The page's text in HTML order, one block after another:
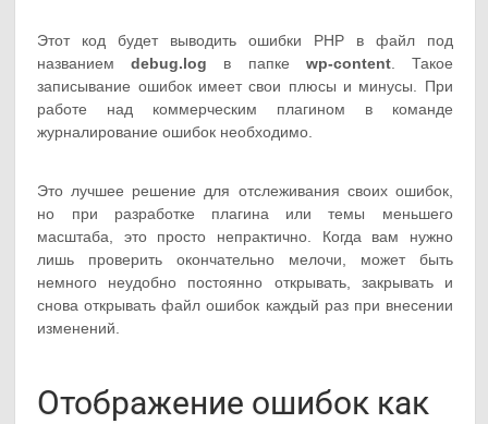
Этот код будет выводить ошибки PHP в файл под
названиемdebug.log в папке wp-content. Такое
записывание ошибок имеет свои плюсы и минусы. При
работе над коммерческим плагином в команде
журналирование ошибок необходимо.
Это лучшее решение для отслеживания своих ошибок,
но при разработке плагина или темы меньшего
масштаба, это просто непрактично. Когда вам нужно
лишь проверить окончательно мелочи, может быть
немного неудобно постоянно открывать, закрывать и
снова открывать файл ошибок каждый раз при внесении
изменений.
Отображение ошибок как